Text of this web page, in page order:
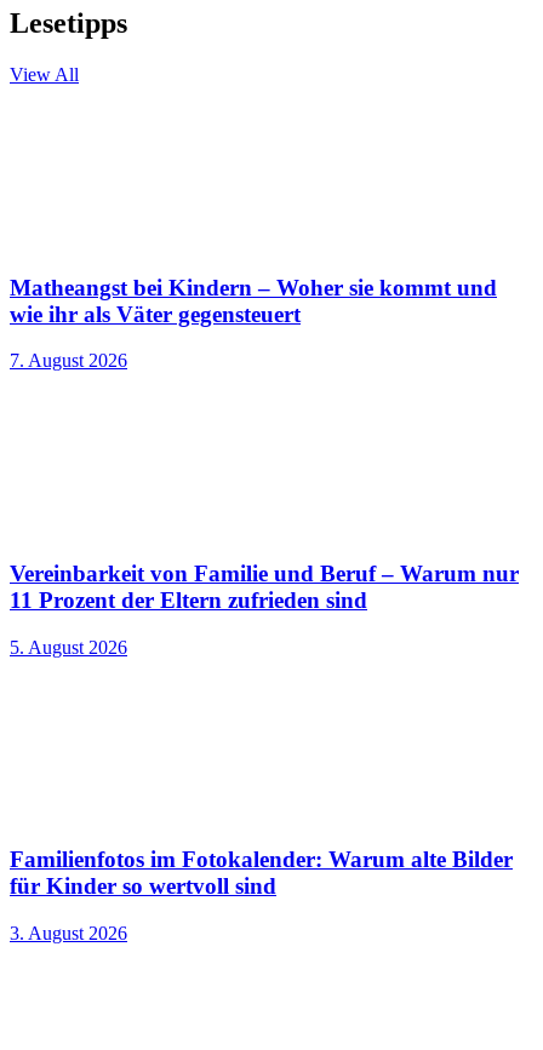
Lesetipps
View All
Matheangst bei Kindern – Woher sie kommt und
wie ihr als Väter gegensteuert
7. August 2026
Vereinbarkeit von Familie und Beruf – Warum nur
11 Prozent der Eltern zufrieden sind
5. August 2026
Familienfotos im Fotokalender: Warum alte Bilder
für Kinder so wertvoll sind
3. August 2026